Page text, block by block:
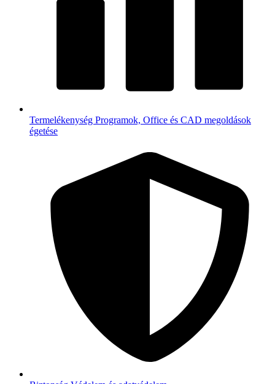
Termelékenység Programok, Office és CAD megoldások
égetése